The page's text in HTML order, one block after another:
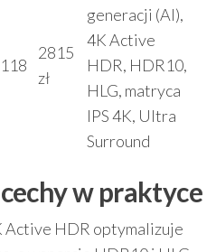
2815
zł
generacji (AI),
4K Active
HDR, HDR10,
HLG, matryca
IPS 4K, Ultra
Surround
w praktyce
Active HDR optymalizuje